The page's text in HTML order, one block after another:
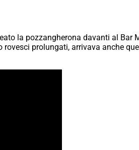
la pozzangherona davanti al Bar
prolungati, arrivava anche